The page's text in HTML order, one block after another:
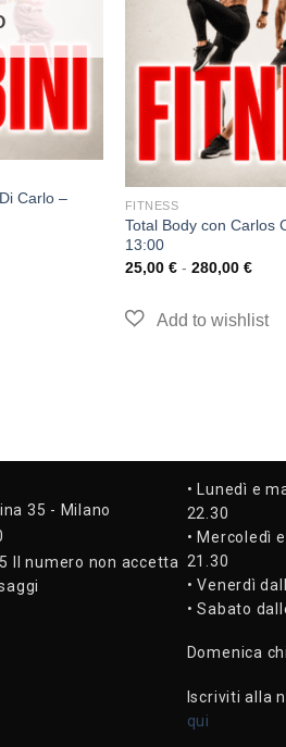
Carlo –
FITNESS
Total Body con Carlos
13:00
25,00 € - 280,00 €
35 - Milano
Il numero non accetta
• Lunedì e
22.30
• Mercoledì
21.30
• Venerdì
• Sabato
Domenica
Iscriviti alla
qui